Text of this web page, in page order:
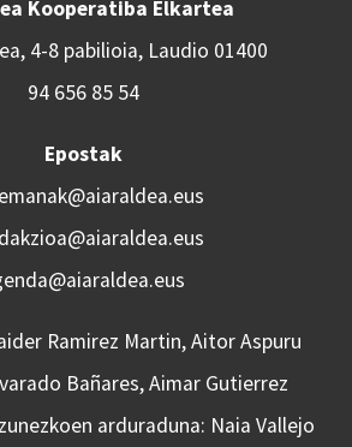
Kooperatiba Elkartea
4-8 pabilioia, Laudio 01400
94 656 85 54
Epostak
Ramirez Martin, Aitor Aspuru
Bañares, Aimar Gutierrez
arduraduna: Naia Vallejo